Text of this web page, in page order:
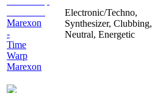
Marexon
-
Time
Warp
Marexon
Electronic/Techno,
Synthesizer, Clubbing,
Neutral, Energetic